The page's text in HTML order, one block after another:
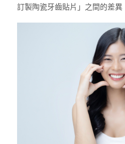
訂製陶瓷牙齒貼片」之間的差異